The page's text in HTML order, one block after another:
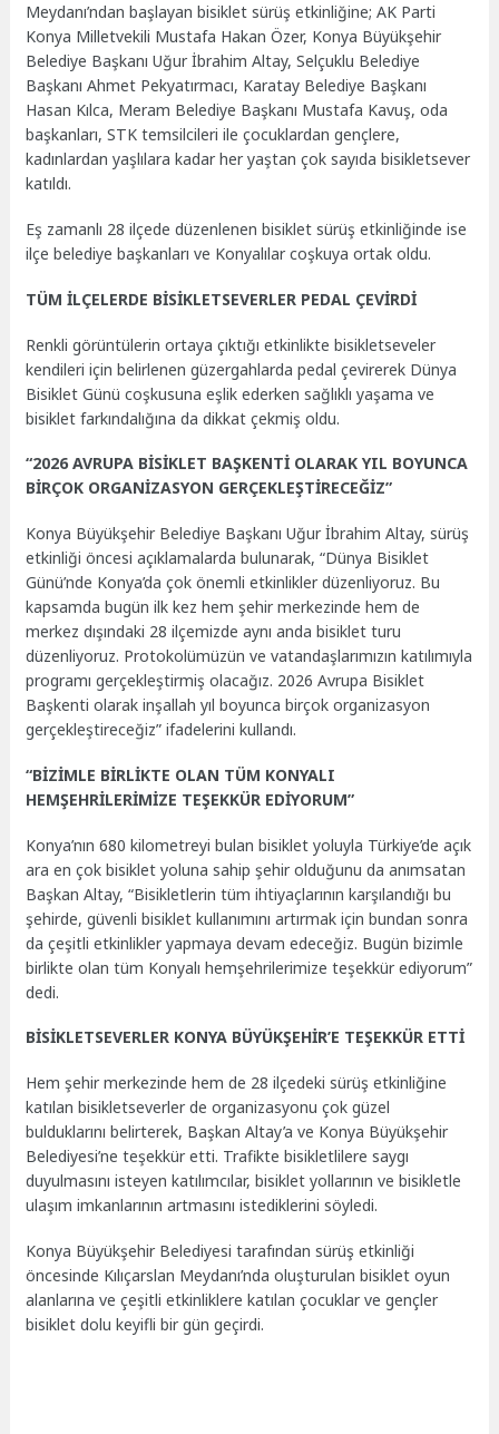
Meydanı’ndan başlayan bisiklet sürüş etkinliğine; AK Parti
Konya Milletvekili Mustafa Hakan Özer, Konya Büyükşehir
Belediye Başkanı Uğur İbrahim Altay, Selçuklu Belediye
Başkanı Ahmet Pekyatırmacı, Karatay Belediye Başkanı
Hasan Kılca, Meram Belediye Başkanı Mustafa Kavuş, oda
başkanları, STK temsilcileri ile çocuklardan gençlere,
kadınlardan yaşlılara kadar her yaştan çok sayıda bisikletsever
katıldı.
Eş zamanlı 28 ilçede düzenlenen bisiklet sürüş etkinliğinde ise
ilçe belediye başkanları ve Konyalılar coşkuya ortak oldu.
TÜM İLÇELERDE BİSİKLETSEVERLER PEDAL ÇEVİRDİ
Renkli görüntülerin ortaya çıktığı etkinlikte bisikletseveler
kendileri için belirlenen güzergahlarda pedal çevirerek Dünya
Bisiklet Günü coşkusuna eşlik ederken sağlıklı yaşama ve
bisiklet farkındalığına da dikkat çekmiş oldu.
“2026 AVRUPA BİSİKLET BAŞKENTİ OLARAK YIL BOYUNCA
BİRÇOK ORGANİZASYON GERÇEKLEŞTİRECEĞİZ”
Konya Büyükşehir Belediye Başkanı Uğur İbrahim Altay, sürüş
etkinliği öncesi açıklamalarda bulunarak, “Dünya Bisiklet
Günü’nde Konya’da çok önemli etkinlikler düzenliyoruz. Bu
kapsamda bugün ilk kez hem şehir merkezinde hem de
merkez dışındaki 28 ilçemizde aynı anda bisiklet turu
düzenliyoruz. Protokolümüzün ve vatandaşlarımızın katılımıyla
programı gerçekleştirmiş olacağız. 2026 Avrupa Bisiklet
Başkenti olarak inşallah yıl boyunca birçok organizasyon
gerçekleştireceğiz” ifadelerini kullandı.
“BİZİMLE BİRLİKTE OLAN TÜM KONYALI
HEMŞEHRİLERİMİZE TEŞEKKÜR EDİYORUM”
Konya’nın 680 kilometreyi bulan bisiklet yoluyla Türkiye’de açık
ara en çok bisiklet yoluna sahip şehir olduğunu da anımsatan
Başkan Altay, “Bisikletlerin tüm ihtiyaçlarının karşılandığı bu
şehirde, güvenli bisiklet kullanımını artırmak için bundan sonra
da çeşitli etkinlikler yapmaya devam edeceğiz. Bugün bizimle
birlikte olan tüm Konyalı hemşehrilerimize teşekkür ediyorum”
dedi.
BİSİKLETSEVERLER KONYA BÜYÜKŞEHİR’E TEŞEKKÜR ETTİ
Hem şehir merkezinde hem de 28 ilçedeki sürüş etkinliğine
katılan bisikletseverler de organizasyonu çok güzel
bulduklarını belirterek, Başkan Altay’a ve Konya Büyükşehir
Belediyesi’ne teşekkür etti. Trafikte bisikletlilere saygı
duyulmasını isteyen katılımcılar, bisiklet yollarının ve bisikletle
ulaşım imkanlarının artmasını istediklerini söyledi.
Konya Büyükşehir Belediyesi tarafından sürüş etkinliği
öncesinde Kılıçarslan Meydanı’nda oluşturulan bisiklet oyun
alanlarına ve çeşitli etkinliklere katılan çocuklar ve gençler
bisiklet dolu keyifli bir gün geçirdi.